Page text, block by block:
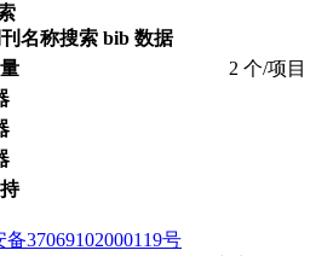
名称搜索 bib 数据
2 个/项目
37069102000119号